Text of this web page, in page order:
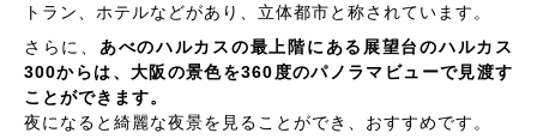
トラン、ホテルなどがあり、立体都市と称されています。
さらに、 あべのハルカスの最上階にある展望台のハルカス
300からは、大阪の景色を360度のパノラマビューで見渡す
ことができます。
夜になると綺麗な夜景を見ることができ、おすすめです。